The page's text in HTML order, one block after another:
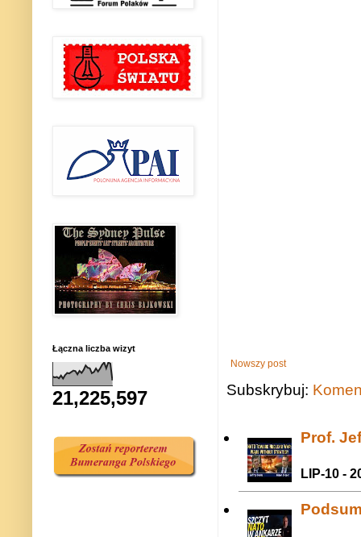
Nowszy post
Subskrybuj:
Prof.
LIP-10 -
Łączna liczba wizyt
21,225,597